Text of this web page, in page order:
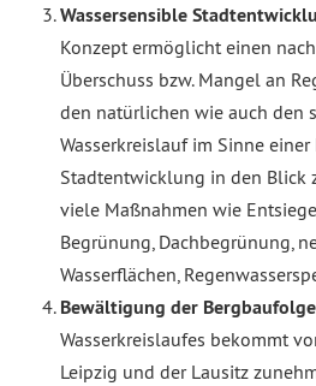
Wassersensible
Konzept ermöglicht einen
Überschuss bzw. Mangel an
den natürlichen wie auch den
Wasserkreislauf im Sinne
Stadtentwicklung in den Blick
viele Maßnahmen wie
Begrünung, Dachbegrünung,
Wasserflächen,
Bewältigung der
Wasserkreislaufes bekommt
Leipzig und der Lausitz